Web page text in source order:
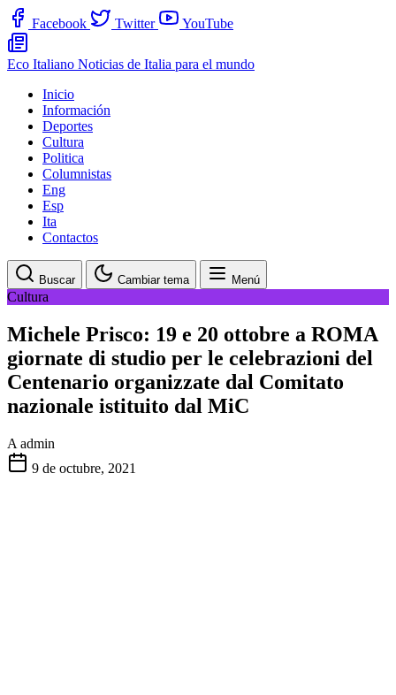
Facebook Twitter YouTube
Eco Italiano Noticias de Italia para el mundo
Inicio
Información
Deportes
Cultura
Politica
Columnistas
Eng
Esp
Ita
Contactos
Buscar Cambiar tema Menú
Cultura
Michele Prisco: 19 e 20 ottobre a ROMA
giornate di studio per le celebrazioni del
Centenario organizzate dal Comitato
nazionale istituito dal MiC
A admin
9 de octubre, 2021